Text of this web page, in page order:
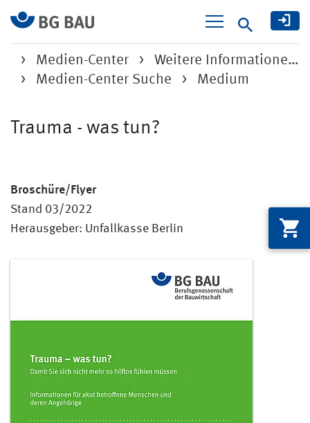
Suche
Medien-Center
Weitere Informatione…
Medien-Center Suche
Medium
Trauma - was tun?
Broschüre/Flyer
Stand 03/2022
Herausgeber: Unfallkasse Berlin